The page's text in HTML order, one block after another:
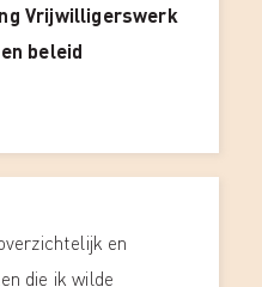
Vrijwilligerswerk
beleid
en
die ik wilde